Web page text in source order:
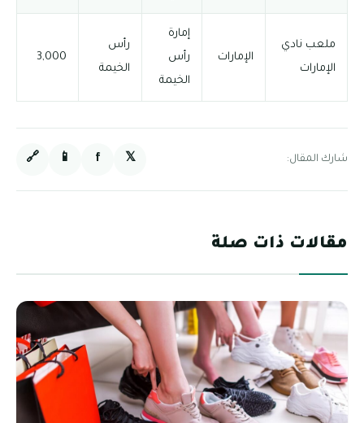
ملعب نادي
الإمارات
الإمارات
إمارة
رأس
الخيمة
رأس
الخيمة
3,000
شارك المقال: 𝕏
f
📱
🔗
مقالات ذات صلة